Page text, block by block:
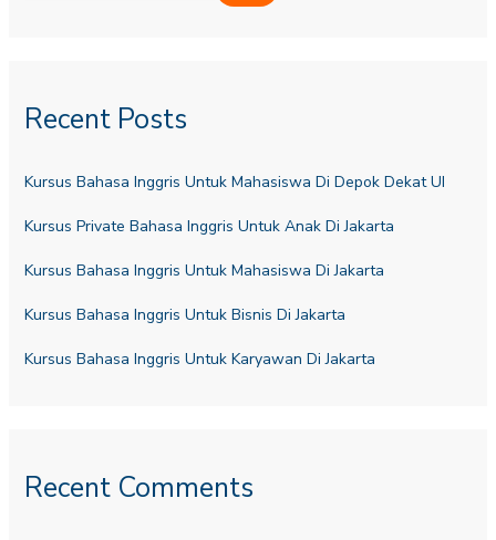
Recent Posts
Kursus Bahasa Inggris Untuk Mahasiswa Di Depok Dekat UI
Kursus Private Bahasa Inggris Untuk Anak Di Jakarta
Kursus Bahasa Inggris Untuk Mahasiswa Di Jakarta
Kursus Bahasa Inggris Untuk Bisnis Di Jakarta
Kursus Bahasa Inggris Untuk Karyawan Di Jakarta
Recent Comments